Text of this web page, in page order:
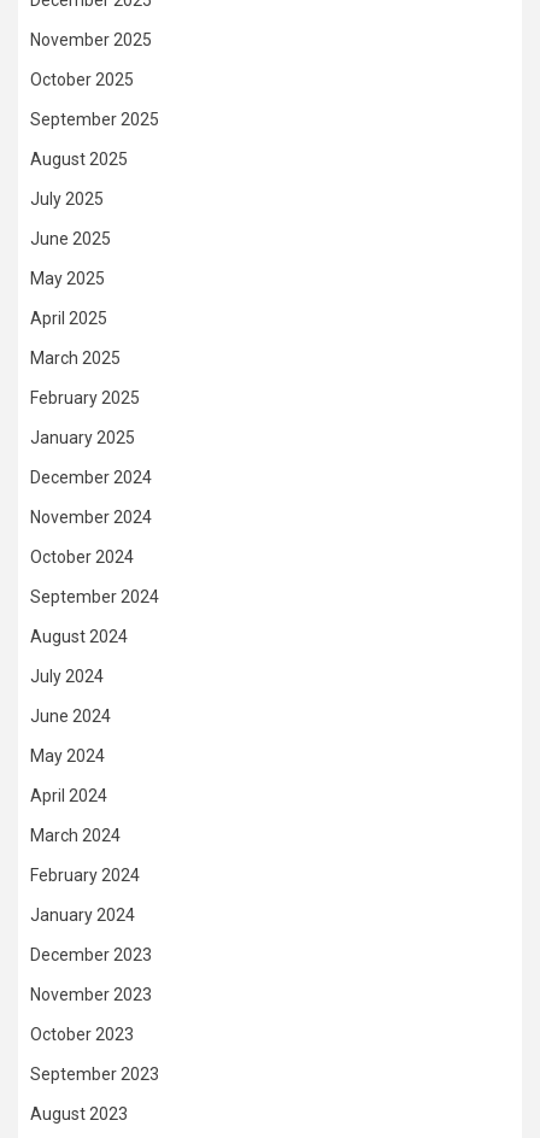
November 2025
October 2025
September 2025
August 2025
July 2025
June 2025
May 2025
April 2025
March 2025
February 2025
January 2025
December 2024
November 2024
October 2024
September 2024
August 2024
July 2024
June 2024
May 2024
April 2024
March 2024
February 2024
January 2024
December 2023
November 2023
October 2023
September 2023
August 2023